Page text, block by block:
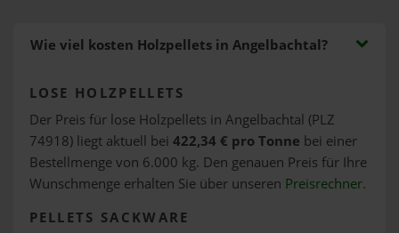
Wie viel kosten Holzpellets in Angelbachtal?
LOSE HOLZPELLETS
Der Preis für lose Holzpellets in Angelbachtal (PLZ
74918) liegt aktuell bei 422,34 € pro Tonne bei einer
Bestellmenge von 6.000 kg. Den genauen Preis für Ihre
Wunschmenge erhalten Sie über unseren Preisrechner.
PELLETS SACKWARE